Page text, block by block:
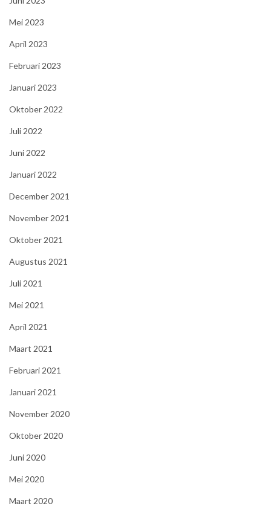
Mei 2023
April 2023
Februari 2023
Januari 2023
Oktober 2022
Juli 2022
Juni 2022
Januari 2022
December 2021
November 2021
Oktober 2021
Augustus 2021
Juli 2021
Mei 2021
April 2021
Maart 2021
Februari 2021
Januari 2021
November 2020
Oktober 2020
Juni 2020
Mei 2020
Maart 2020